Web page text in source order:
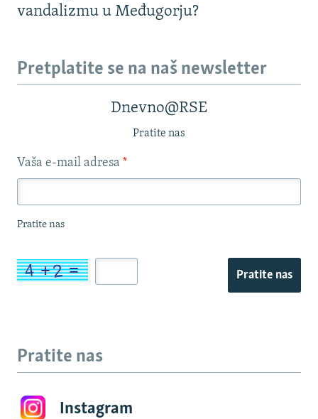
vandalizmu u Međugorju?
Pretplatite se na naš newsletter
Dnevno@RSE
Pratite nas
Vaša e-mail adresa *
Pratite nas
Pratite nas
Pratite nas
Instagram